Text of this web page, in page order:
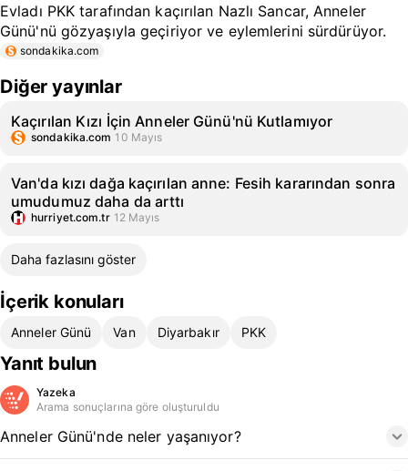
Evladı PKK tarafından kaçırılan Nazlı Sancar, Anneler
Günü'nü gözyaşıyla geçiriyor ve eylemlerini sürdürüyor.
sondakika.com
Diğer yayınlar
Kaçırılan Kızı İçin Anneler Günü'nü Kutlamıyor
sondakika.com 10 Mayıs
Van'da kızı dağa kaçırılan anne: Fesih kararından sonra
umudumuz daha da arttı
hurriyet.com.tr 12 Mayıs
Daha fazlasını göster
İçerik konuları
Anneler Günü Van Diyarbakır PKK
Yanıt bulun
Yazeka
Arama sonuçlarına göre oluşturuldu
Anneler Günü'nde neler yaşanıyor?